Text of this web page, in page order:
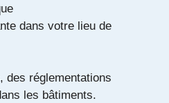
dans votre lieu de
des réglementations
les bâtiments.